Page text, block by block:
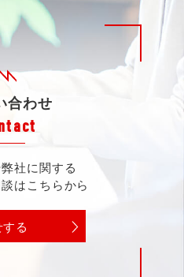
合わせ
社に関する
はこちらから
る